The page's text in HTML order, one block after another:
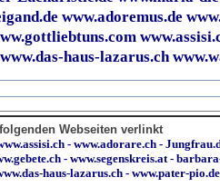
www.adoremus.de
www.das-haus-lazarus.ch
Webseiten verlinkt
- www.adorare.ch -
- www.segenskreis.at-
haus-lazarus.ch - www.pater-pio.de